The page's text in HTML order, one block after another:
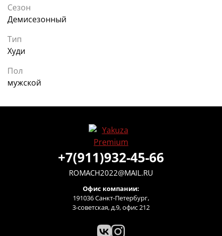
Сезон
Демисезонный
Тип
Худи
Пол
мужской
+7(911)932-45-66
ROMACH2022@MAIL.RU
Офис компании:
191036 Санкт-Петербург,
3-советская, д.9, офис 212